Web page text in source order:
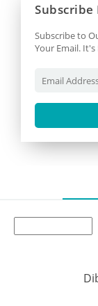
Subscribe
Subscribe to
Your Email. It's